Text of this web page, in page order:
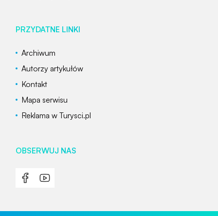
PRZYDATNE LINKI
Archiwum
Autorzy artykułów
Kontakt
Mapa serwisu
Reklama w Turysci.pl
OBSERWUJ NAS